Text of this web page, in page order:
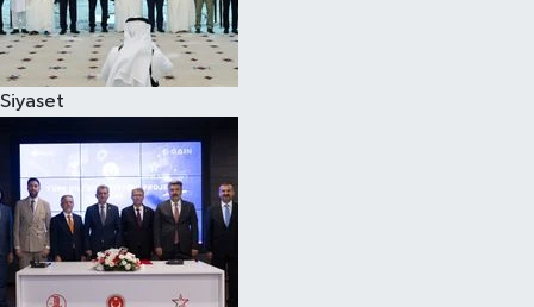
Siyaset
Spor
Çocuk
Eğitim
Hava Durumu